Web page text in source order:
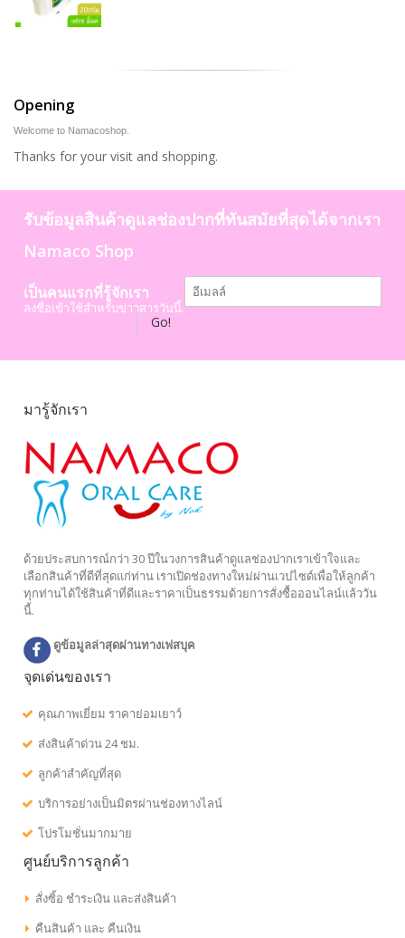
Opening
Welcome to Namacoshop.
Thanks for your visit and shopping.
รับข้อมูลสินค้าดูแลช่องปากที่ทันสมัยที่สุดได้จากเรา
Namaco Shop
เป็นคนแรกที่รู้จักเรา
ลงชื่อเข้าใช้สำหรับข่าวสารวันนี้.
Go!
มารู้จักเรา
ด้วยประสบการณ์กว่า 30 ปีในวงการสินค้าดูแลช่องปากเราเข้าใจและ
เลือกสินค้าที่ดีที่สุดแก่ท่าน เราเปิดช่องทางใหม่ผ่านเวปไซด์เพื่อให้ลูกค้า
ทุกท่านได้ใช้สินค้าที่ดีและราคาเป็นธรรมด้วยการสั่งซื้อออนไลน์แล้ววัน
นี้.
ดูข้อมูลล่าสุดผ่านทางเฟสบุค
จุดเด่นของเรา
คุณภาพเยี่ยม ราคาย่อมเยาว์
ส่งสินค้าด่วน 24 ชม.
ลูกค้าสำคัญที่สุด
บริการอย่างเป็นมิตรผ่านช่องทางไลน์
โปรโมชั่นมากมาย
ศูนย์บริการลูกค้า
สั่งซิ้อ ชำระเงิน และส่งสินค้า
คืนสินค้า และ คืนเงิน